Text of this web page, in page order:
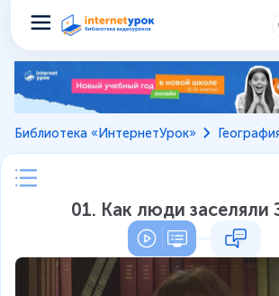
Библиотека «ИнтернетУрок»
01. Как люди заселяли